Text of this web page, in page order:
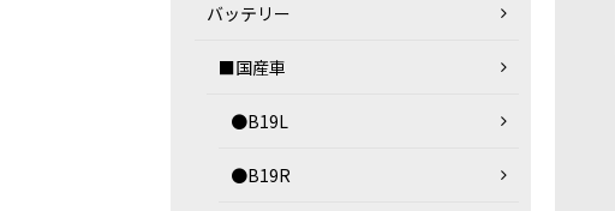
バッテリー
■国産車
●B19L
●B19R